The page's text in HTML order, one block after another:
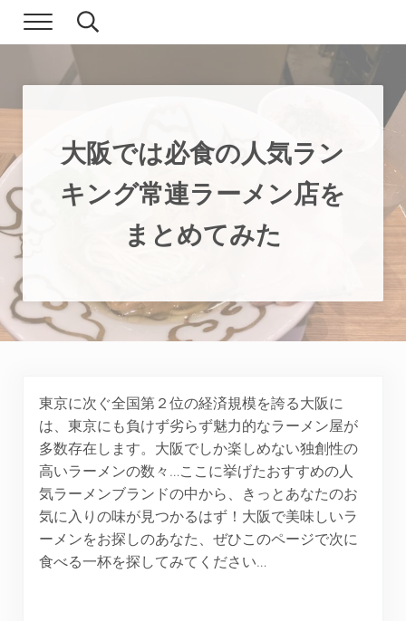
Skip to main content
Skip to header right navigation
Skip to site footer
現実逃避.com
食べ歩き、一人旅…そして時々家族旅行
Menu Search...
大阪では必食の人気ラン
キング常連ラーメン店を
まとめてみた
東京に次ぐ全国第２位の経済規模を誇る大阪に
は、東京にも負けず劣らず魅力的なラーメン屋が
多数存在します。大阪でしか楽しめない独創性の
高いラーメンの数々…ここに挙げたおすすめの人
気ラーメンブランドの中から、きっとあなたのお
気に入りの味が見つかるはず！大阪で美味しいラ
ーメンをお探しのあなた、ぜひこのページで次に
食べる一杯を探してみてください…